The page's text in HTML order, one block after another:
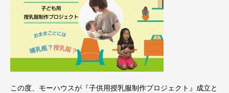
この度、モーハウスが『子供用授乳服制作プロジェクト』成立と